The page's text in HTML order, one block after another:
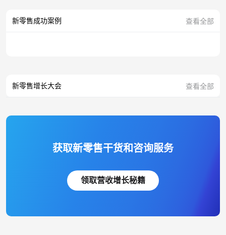
新零售成功案例 查看全部
新零售增长大会 查看全部
获取新零售干货和咨询服务
领取营收增长秘籍